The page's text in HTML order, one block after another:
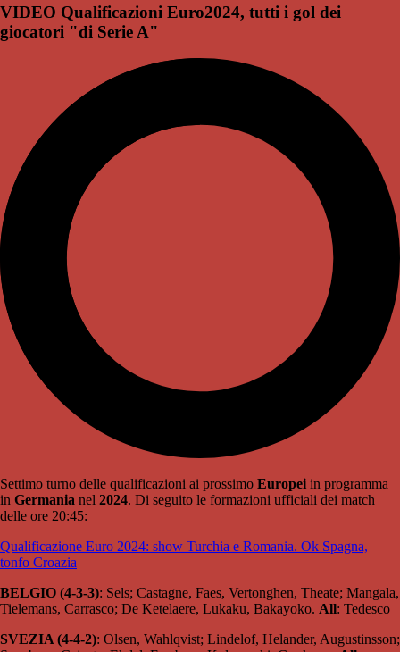
VIDEO Qualificazioni Euro2024, tutti i gol dei
giocatori "di Serie A"
Settimo turno delle qualificazioni ai prossimo Europei in programma
in Germania nel 2024. Di seguito le formazioni ufficiali dei match
delle ore 20:45:
Qualificazione Euro 2024: show Turchia e Romania. Ok Spagna,
tonfo Croazia
BELGIO (4-3-3): Sels; Castagne, Faes, Vertonghen, Theate; Mangala,
Tielemans, Carrasco; De Ketelaere, Lukaku, Bakayoko. All: Tedesco
SVEZIA (4-4-2): Olsen, Wahlqvist; Lindelof, Helander, Augustinsson;